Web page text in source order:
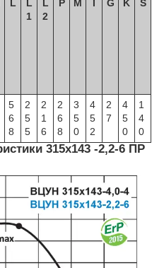
L
L
1
L
2
P M I G K S
5
6
8
2
5
5
2
1
6
2
6
8
3
5
0
4
5
2
2
7
4
5
0
1
4
0
315х143 -2,2-6 ПР